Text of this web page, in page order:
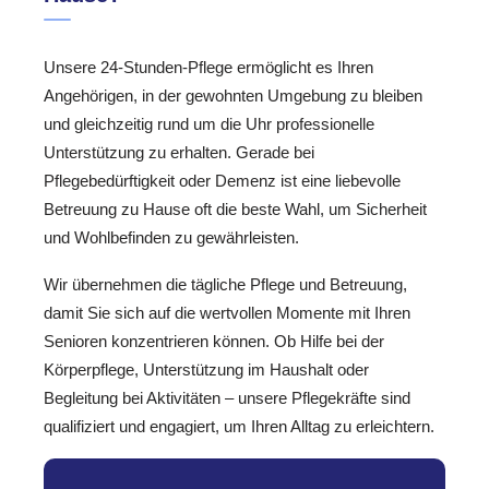
Unsere 24-Stunden-Pflege ermöglicht es Ihren
Angehörigen, in der gewohnten Umgebung zu bleiben
und gleichzeitig rund um die Uhr professionelle
Unterstützung zu erhalten. Gerade bei
Pflegebedürftigkeit oder Demenz ist eine liebevolle
Betreuung zu Hause oft die beste Wahl, um Sicherheit
und Wohlbefinden zu gewährleisten.
Wir übernehmen die tägliche Pflege und Betreuung,
damit Sie sich auf die wertvollen Momente mit Ihren
Senioren konzentrieren können. Ob Hilfe bei der
Körperpflege, Unterstützung im Haushalt oder
Begleitung bei Aktivitäten – unsere Pflegekräfte sind
qualifiziert und engagiert, um Ihren Alltag zu erleichtern.